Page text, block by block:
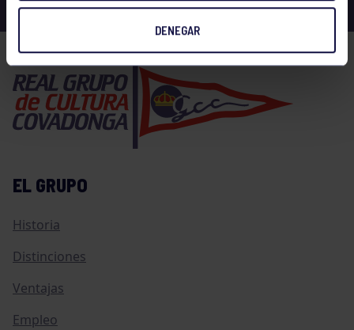
DENEGAR
EL GRUPO
Historia
Distinciones
Ventajas
Empleo